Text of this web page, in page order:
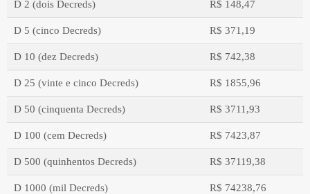
D 2 (dois Decreds) R$ 148,47
D 5 (cinco Decreds) R$ 371,19
D 10 (dez Decreds) R$ 742,38
D 25 (vinte e cinco Decreds) R$ 1855,96
D 50 (cinquenta Decreds) R$ 3711,93
D 100 (cem Decreds) R$ 7423,87
D 500 (quinhentos Decreds) R$ 37119,38
D 1000 (mil Decreds) R$ 74238,76